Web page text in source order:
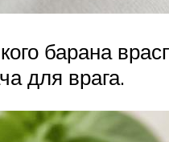
барана
для врага.